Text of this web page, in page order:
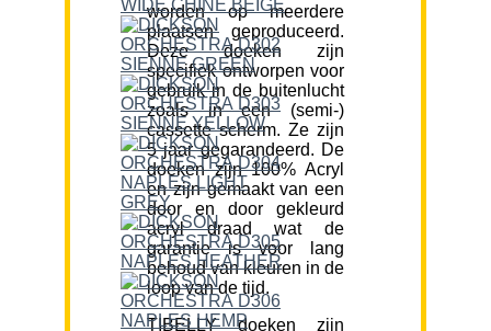
worden op meerdere
plaatsen geproduceerd.
Deze doeken zijn
specifiek ontworpen voor
gebruik in de buitenlucht
zoals in een (semi-)
cassette scherm. Ze zijn
5 jaar gegarandeerd. De
doeken zijn 100% Acryl
en zijn gemaakt van een
door en door gekleurd
acryl draad wat de
garantie is voor lang
behoud van kleuren in de
loop van de tijd.
TIBELLY doeken zijn